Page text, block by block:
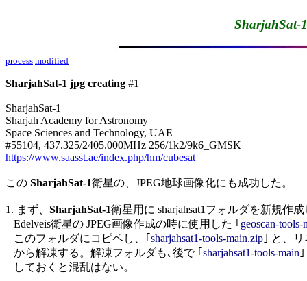
SharjahSat-
process modified
SharjahSat-1 jpg creating #1
SharjahSat-1
Sharjah Academy for Astronomy
Space Sciences and Technology, UAE
https://www.saasst.ae/index.php/hm/cubesat
この SharjahSat-1衛星の、JPEG地球画像化にも成功した。
1. まず、 SharjahSat-1衛星用に sharjahsat1フォルダを新規作成
   Edelveis衛星の JPEG画像作成の時に使用した ｢
geoscan-tools-
   このフォルダにコピペし、｢
sharjahsat1-tools-main.zip ｣ と、
   から解凍する。解凍フォルダも､後で ｢
sharjahsat1-tools-main
   しておくと混乱はない。